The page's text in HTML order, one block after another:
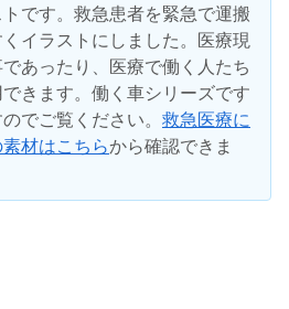
です。救急患者を緊急で運搬
イラストにしました。医療現
あったり、医療で働く人たち
きます。働く車シリーズです
でご覧ください。 救急医療に
材はこちらから確認できま